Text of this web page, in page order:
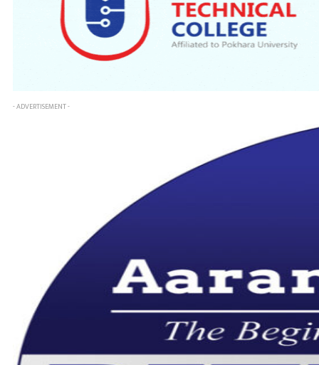
- ADVERTISEMENT -